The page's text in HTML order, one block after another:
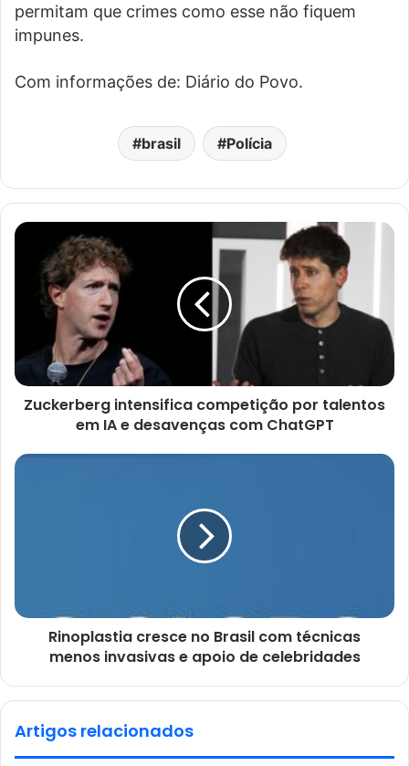
permitam que crimes como esse não fiquem
impunes.
Com informações de: Diário do Povo.
brasil Polícia
Zuckerberg intensifica competição por talentos
em IA e desavenças com ChatGPT
Rinoplastia cresce no Brasil com técnicas
menos invasivas e apoio de celebridades
Artigos relacionados